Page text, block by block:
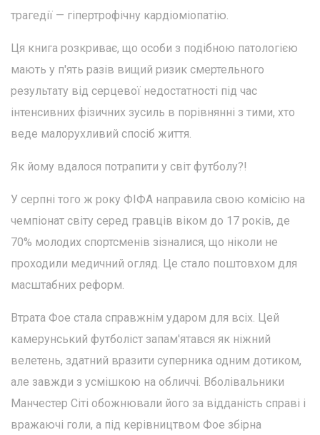
трагедії — гіпертрофічну кардіоміопатію.
Ця книга розкриває, що особи з подібною патологією
мають у п'ять разів вищий ризик смертельного
результату від серцевої недостатності під час
інтенсивних фізичних зусиль в порівнянні з тими, хто
веде малорухливий спосіб життя.
Як йому вдалося потрапити у світ футболу?!
У серпні того ж року ФІФА направила свою комісію на
чемпіонат світу серед гравців віком до 17 років, де
70% молодих спортсменів зізналися, що ніколи не
проходили медичний огляд. Це стало поштовхом для
масштабних реформ.
Втрата Фое стала справжнім ударом для всіх. Цей
камерунський футболіст запам'ятався як ніжний
велетень, здатний вразити суперника одним дотиком,
але завжди з усмішкою на обличчі. Вболівальники
Манчестер Сіті обожнювали його за відданість справі і
вражаючі голи, а під керівництвом Фое збірна